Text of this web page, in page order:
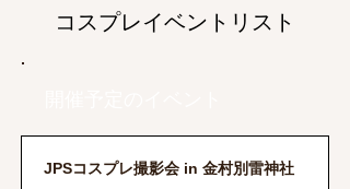
コスプレイベントリスト
JPSコスプレ撮影会 in 金村別雷神社